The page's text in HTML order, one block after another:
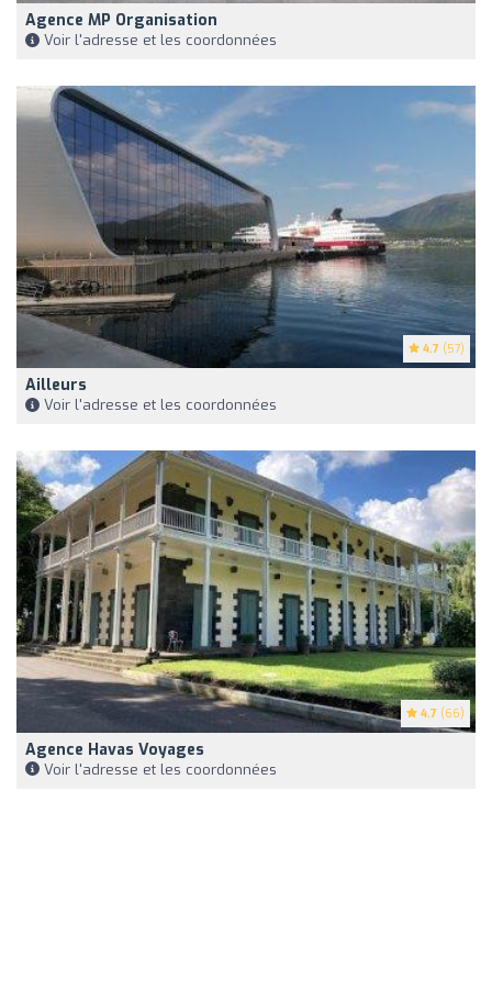
Agence MP Organisation
Voir l'adresse et les coordonnées
4.7 (57)
Ailleurs
Voir l'adresse et les coordonnées
4.7 (66)
Agence Havas Voyages
Voir l'adresse et les coordonnées